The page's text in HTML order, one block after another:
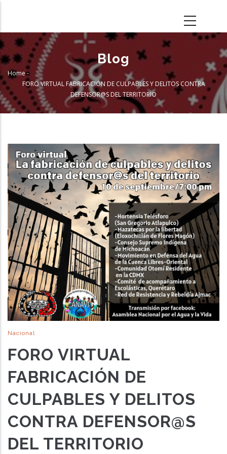
main
content
Blog
Breadcrumb
Home -
FORO VIRTUAL FABRICACIÓN DE CULPABLES Y DELITOS CONTRA
DEFENSOR@S DEL TERRITORIO
Nacional
FORO VIRTUAL
FABRICACIÓN DE
CULPABLES Y DELITOS
CONTRA DEFENSOR@S
DEL TERRITORIO